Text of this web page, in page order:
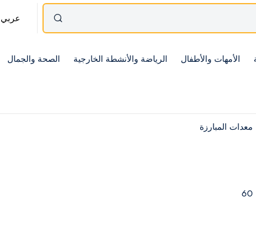
عربي
الأمهات والأطفال الرياضة والأنشطة الخارجية الصحة والجمال
معدات المبارزة
60